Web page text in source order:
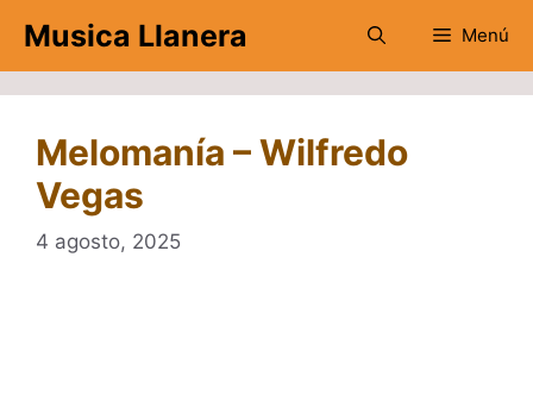
contenido
Musica Llanera Menú
Melomanía – Wilfredo
Vegas
4 agosto, 2025